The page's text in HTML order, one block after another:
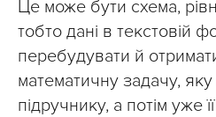
Це може бути схема,
тобто дані в текстовій
перебудувати й
математичну задачу,
підручнику, а потім уже